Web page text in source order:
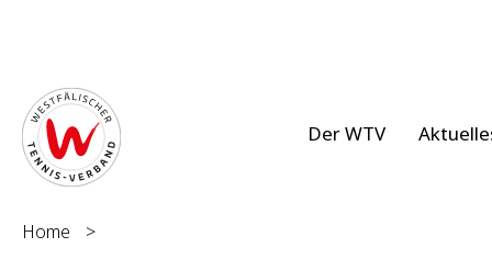
Der WTV
Home
>